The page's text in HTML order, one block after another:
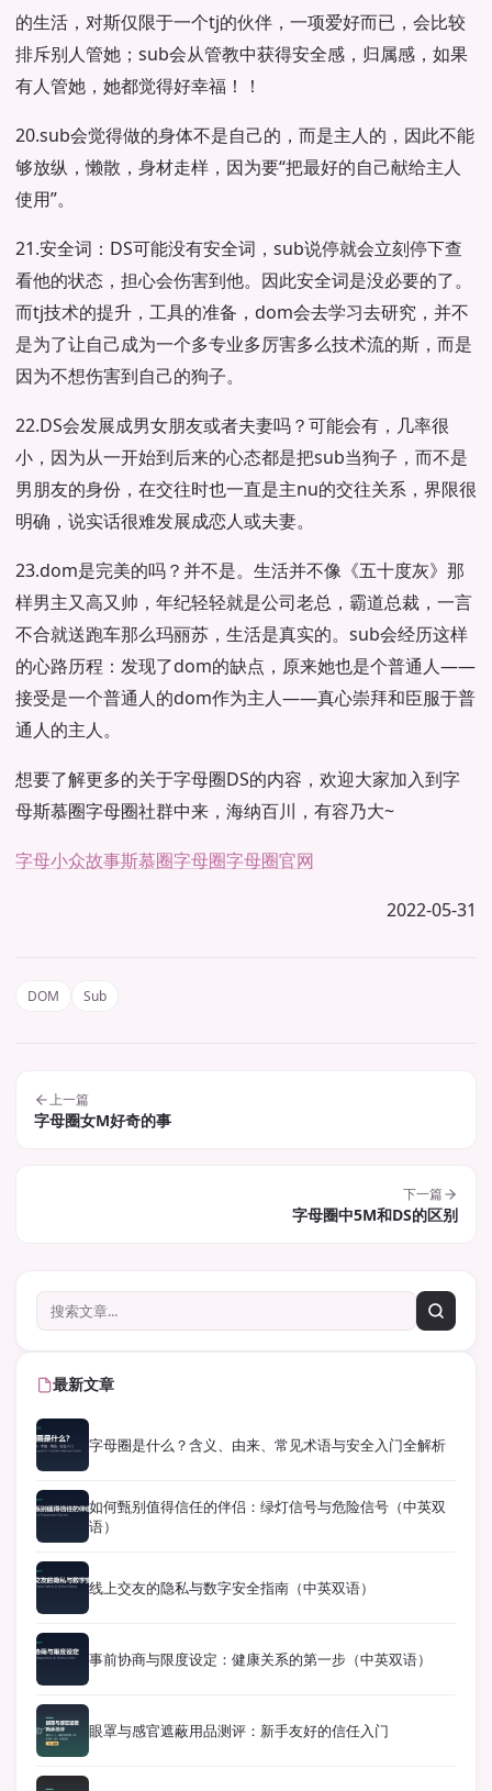
的生活，对斯仅限于一个tj的伙伴，一项爱好而已，会比较
排斥别人管她；sub会从管教中获得安全感，归属感，如果
有人管她，她都觉得好幸福！！
20.sub会觉得做的身体不是自己的，而是主人的，因此不能
够放纵，懒散，身材走样，因为要“把最好的自己献给主人
使用”。
21.安全词：DS可能没有安全词，sub说停就会立刻停下查
看他的状态，担心会伤害到他。因此安全词是没必要的了。
而tj技术的提升，工具的准备，dom会去学习去研究，并不
是为了让自己成为一个多专业多厉害多么技术流的斯，而是
因为不想伤害到自己的狗子。
22.DS会发展成男女朋友或者夫妻吗？可能会有，几率很
小，因为从一开始到后来的心态都是把sub当狗子，而不是
男朋友的身份，在交往时也一直是主nu的交往关系，界限很
明确，说实话很难发展成恋人或夫妻。
23.dom是完美的吗？并不是。生活并不像《五十度灰》那
样男主又高又帅，年纪轻轻就是公司老总，霸道总裁，一言
不合就送跑车那么玛丽苏，生活是真实的。sub会经历这样
的心路历程：发现了dom的缺点，原来她也是个普通人——
接受是一个普通人的dom作为主人——真心崇拜和臣服于普
通人的主人。
想要了解更多的关于字母圈DS的内容，欢迎大家加入到字
母斯慕圈字母圈社群中来，海纳百川，有容乃大~
字母小众故事斯慕圈字母圈字母圈官网
2022-05-31
DOM Sub
上一篇
字母圈女M好奇的事
下一篇
字母圈中5M和DS的区别
最新文章
字母圈是什么？含义、由来、常见术语与安全入门全解析
如何甄别值得信任的伴侣：绿灯信号与危险信号（中英双
语）
线上交友的隐私与数字安全指南（中英双语）
事前协商与限度设定：健康关系的第一步（中英双语）
眼罩与感官遮蔽用品测评：新手友好的信任入门